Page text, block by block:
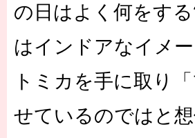
の日はよく何をす
はインドアなイメ
トミカを手に取り
せているのではと